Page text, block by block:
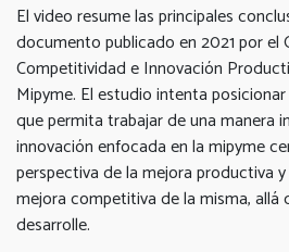
El video resume las principales
documento publicado en 2021 por el
Competitividad e Innovación
Mipyme. El estudio intenta
que permita trabajar de una manera
innovación enfocada en la mipyme
perspectiva de la mejora productiva
mejora competitiva de la misma, allá
desarrolle.